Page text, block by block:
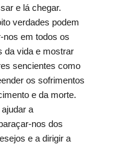
e lá chegar.
verdades podem
nos em todos os
da vida e mostrar
sencientes como
os sofrimentos
e da morte.
a
nos dos
e a dirigir a